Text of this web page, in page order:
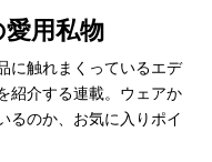
用私物
に触れまくっているエデ
紹介する連載。ウェアか
るのか、お気に入りポイ